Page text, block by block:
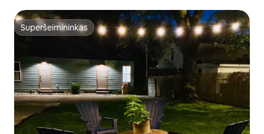
Superšeimininkas
Superšeimininkas